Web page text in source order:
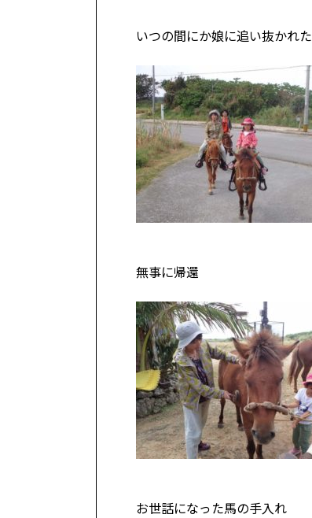
いつの間にか娘に追い抜かれた
無事に帰還
お世話になった馬の手入れ